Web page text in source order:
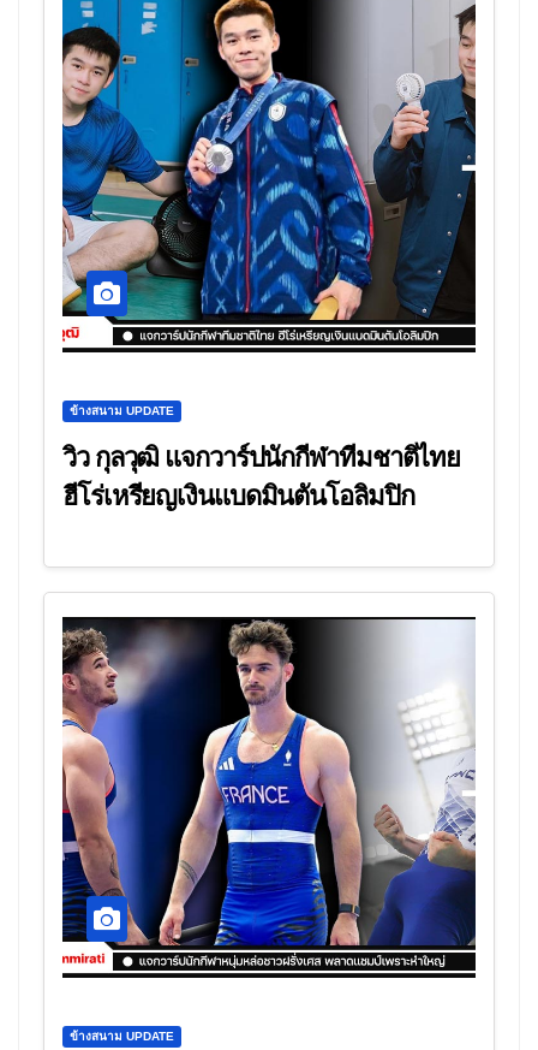
ข้างสนาม UPDATE
วิว กุลวุฒิ แจกวาร์ปนักกีฬาทีมชาติไทย
ฮีโร่เหรียญเงินแบดมินตันโอลิมปิก
ข้างสนาม UPDATE